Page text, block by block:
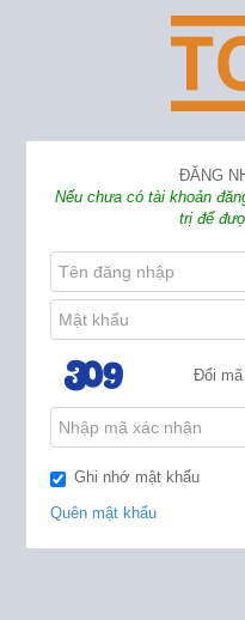
ĐĂNG
Nếu chưa có tài khoản
trị để
Đổi
Ghi nhớ mật khẩu
Quên mật khẩu